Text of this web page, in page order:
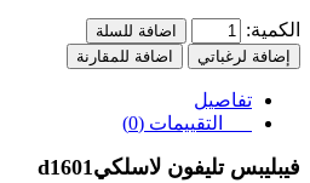
الكمية:
اضافة للسلة
إضافة لرغباتي
اضافة للمقارنة
تفاصيل
التقييمات (0)
فيبليبس تليفون لاسلكيd1601